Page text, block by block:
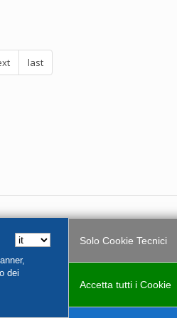
last
Iva 01956540544
dei
Accetta tutti i Cookie
Solo Cookie Tecnici
Salva